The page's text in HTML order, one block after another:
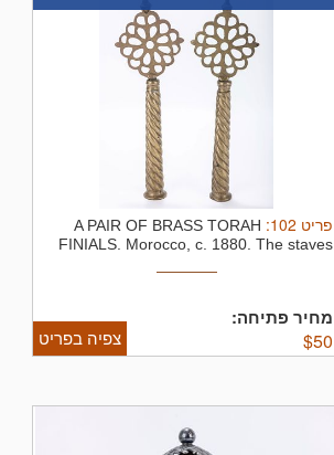
פריט 102
:
A PAIR OF BRASS TORAH
FINIALS. Morocco, c. 1880. The staves
מחיר פתיחה:
$50 צפיה בפריט